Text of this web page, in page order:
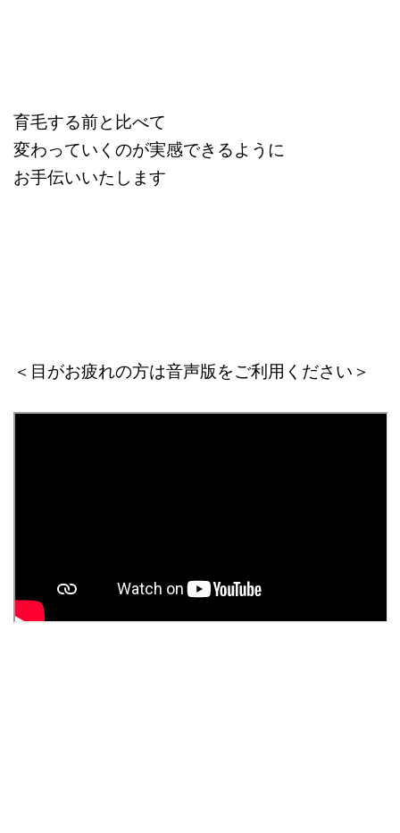
育毛する前と比べて
変わっていくのが実感できるように
お手伝いいたします
＜目がお疲れの方は音声版をご利用ください＞